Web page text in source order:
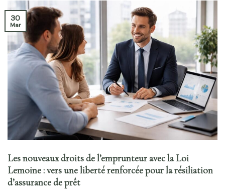
30
Mar
Les nouveaux droits de l’emprunteur avec la Loi
Lemoine : vers une liberté renforcée pour la résiliation
d’assurance de prêt